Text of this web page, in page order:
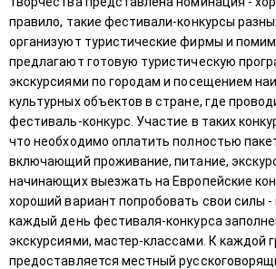
правило, такие фестивали-конкурсы
организуют туристические фирмы и
предлагают готовую туристическую
экскурсиями по городам и посещением
культурных объектов в стране, где
фестиваль-конкурс. Участие в таких
что необходимо оплатить полностью
включающий проживание, питание,
начинающих выезжать на Европейские
хороший вариант попробовать свои силы -
каждый день фестиваля-конкурса
экскурсиями, мастер-классами. К каждой
предоставляется местный